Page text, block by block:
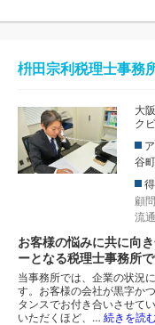
枡田宗利税理士事務
大
ク
谷
顧
流
お客様の悩みに共に向
ーとなる税理士事務所で
当事務所では、企業の状況
す。お客様の会社が黒字か
タンスでお付き合いさせて
いただくほど、… 続きを読